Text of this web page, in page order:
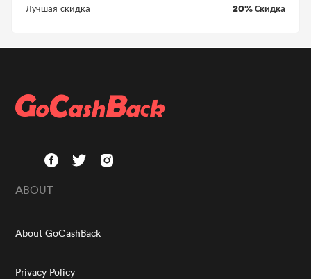
Лучшая скидка 20% Скидка
ABOUT
About GoCashBack
Privacy Policy